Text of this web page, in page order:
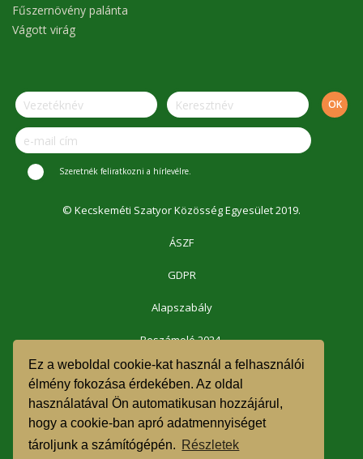
Ez a weboldal cookie-kat használ a felhasználói
élmény fokozása érdekében. Az oldal
használatával Ön automatikusan hozzájárul,
hogy a cookie-ban apró adatmennyiséget
tároljunk a számítógépén. Részletek
Fűszernövény palánta
Vágott virág
Szeretnék feliratkozni a hírlevélre.
© Kecskeméti Szatyor Közösség Egyesület 2019.
ÁSZF
GDPR
Alapszabály
Beszámoló 2024.
Beszámoló 2023.
Beszámoló 2022.
Beszámoló 2021.